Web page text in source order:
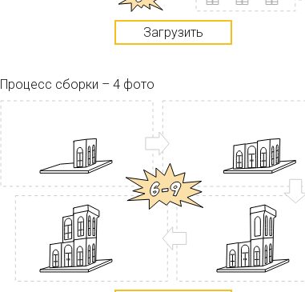
Загрузить
Процесс сборки – 4 фото